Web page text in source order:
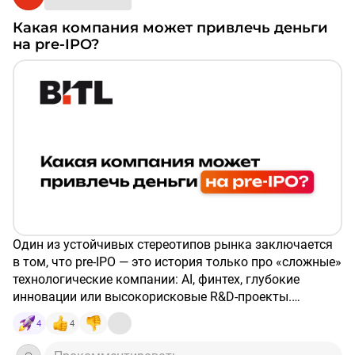
Какая компания может привлечь деньги
на pre-IPO?
Один из устойчивых стереотипов рынка заключается
в том, что pre-IPO — это история только про «сложные»
технологические компании: AI, финтех, глубокие
инновации или высокорисковые R&D-проекты.
На практике это не так. Pre-IPO — это не отрасль, а
стадия бизнеса и наличие понятной экономики роста.
4 4